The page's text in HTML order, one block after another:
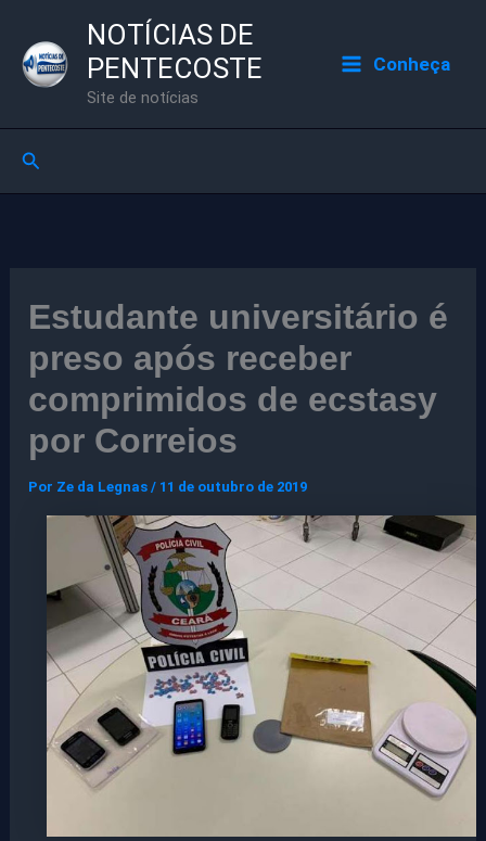
para
NOTÍCIAS DE
PENTECOSTE
Site de notícias
Conheça
Pesquisar
Estudante universitário é
preso após receber
comprimidos de ecstasy
por Correios
Por Ze da Legnas/ 11 de outubro de 2019